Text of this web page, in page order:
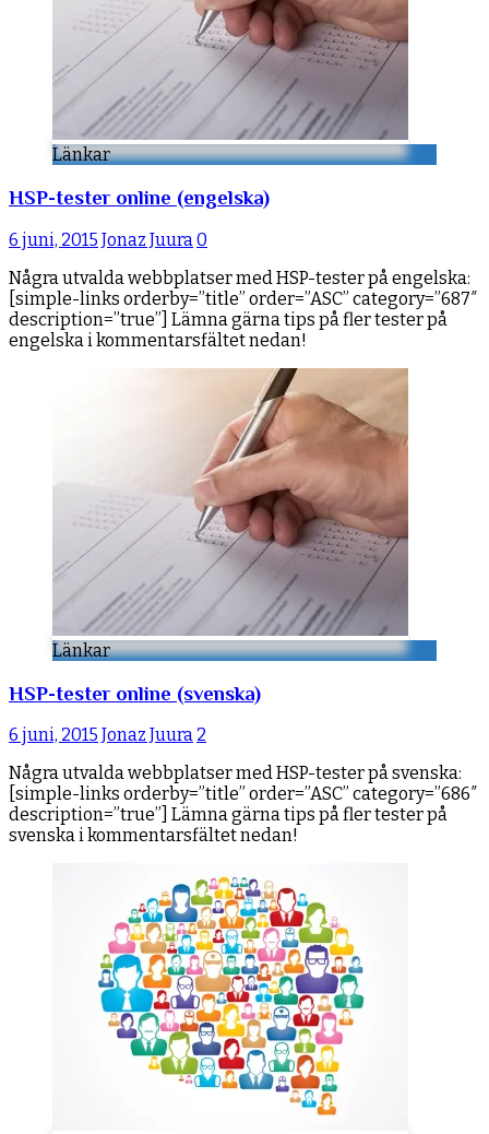
Länkar
HSP-tester online (engelska)
6 juni, 2015 Jonaz Juura0
Några utvalda webbplatser med HSP-tester på engelska:
[simple-links orderby=”title” order=”ASC” category=”687″
description=”true”] Lämna gärna tips på fler tester på
engelska i kommentarsfältet nedan!
Länkar
HSP-tester online (svenska)
6 juni, 2015 Jonaz Juura 2
Några utvalda webbplatser med HSP-tester på svenska:
[simple-links orderby=”title” order=”ASC” category=”686″
description=”true”] Lämna gärna tips på fler tester på
svenska i kommentarsfältet nedan!